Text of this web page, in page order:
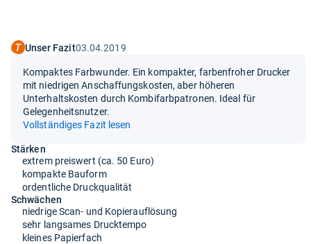
Unser Fazit03.04.2019
Kompaktes Farbwunder. Ein kompakter, farbenfroher Drucker
mit niedrigen Anschaffungskosten, aber höheren
Unterhaltskosten durch Kombifarbpatronen. Ideal für
Gelegenheitsnutzer.
Vollständiges Fazit lesen
Stärken
extrem preiswert (ca. 50 Euro)
kompakte Bauform
ordentliche Druckqualität
Schwächen
niedrige Scan- und Kopierauflösung
sehr langsames Drucktempo
kleines Papierfach